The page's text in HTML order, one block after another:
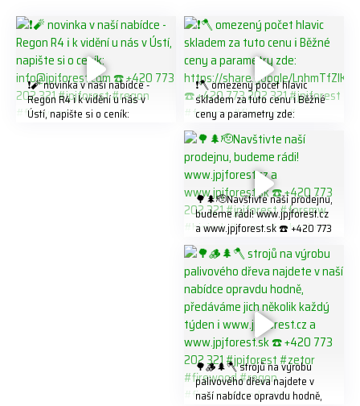
❗️🧨 novinka v naší nabídce -
Regon R4 ℹ️ k vidění u nás v
Ústí, napište si o ceník:
❗️🪓 omezený počet hlavic
skladem za tuto cenu ℹ️ Běžné
ceny a parametry zde:
K8W5t7i6o ☎️ +420 773 202
321 #jpjforest #forsmw
#firewood #
🌳🌲🫡Navštivte naší prodejnu,
budeme rádi! www.jpjforest.cz
a www.jpjforest.sk ☎️ +420 773
#biojack #regon #vahvajussi
🌳🪵🌲🪓 strojů na výrobu
palivového dřeva najdete v
naší nabídce opravdu hodně,